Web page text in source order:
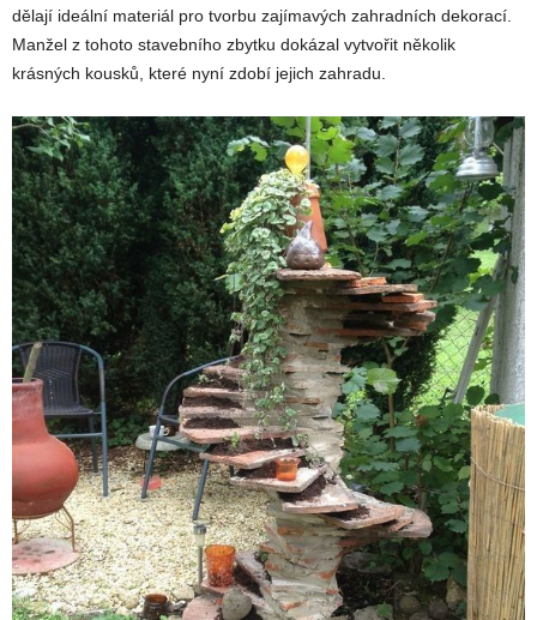
dělají ideální materiál pro tvorbu zajímavých zahradních dekorací.
Manžel z tohoto stavebního zbytku dokázal vytvořit několik
krásných kousků, které nyní zdobí jejich zahradu.